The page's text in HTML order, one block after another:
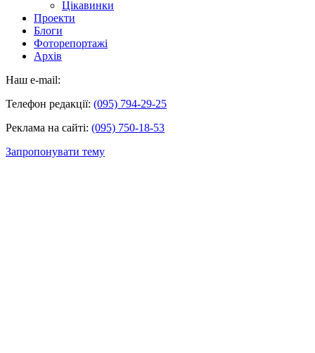
Цікавинки
Проекти
Блоги
Фоторепортажі
Архів
Наш e-mail:
Телефон редакції: (095) 794-29-25
Реклама на сайті: (095) 750-18-53
Запропонувати тему